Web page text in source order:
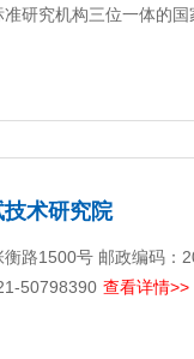
研究机构三位一体的
术研究院
路1500号 邮政编码：
50798390 查看详情>>